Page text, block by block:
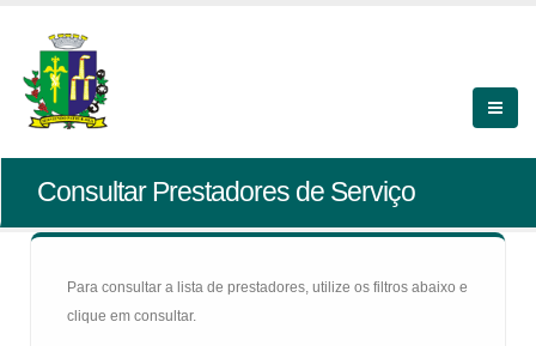
Consultar Prestadores de Serviço
Para consultar a lista de prestadores, utilize os filtros abaixo e
clique em consultar.